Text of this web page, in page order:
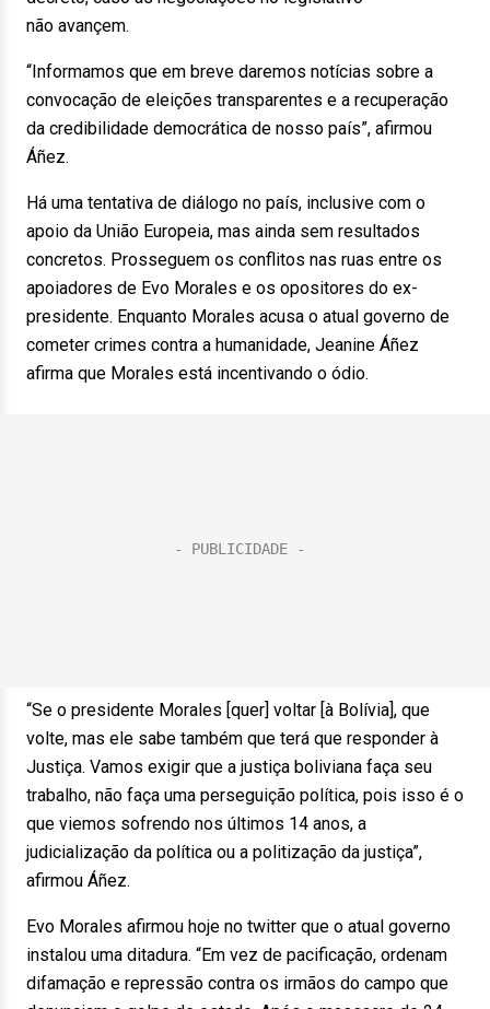
não avançem.
“Informamos que em breve daremos notícias sobre a
convocação de eleições transparentes e a recuperação
da credibilidade democrática de nosso país”, afirmou
Áñez.
Há uma tentativa de diálogo no país, inclusive com o
apoio da União Europeia, mas ainda sem resultados
concretos. Prosseguem os conflitos nas ruas entre os
apoiadores de Evo Morales e os opositores do ex-
presidente. Enquanto Morales acusa o atual governo de
cometer crimes contra a humanidade, Jeanine Áñez
afirma que Morales está incentivando o ódio.
“Se o presidente Morales [quer] voltar [à Bolívia], que
volte, mas ele sabe também que terá que responder à
Justiça. Vamos exigir que a justiça boliviana faça seu
trabalho, não faça uma perseguição política, pois isso é o
que viemos sofrendo nos últimos 14 anos, a
judicialização da política ou a politização da justiça”,
afirmou Áñez.
Evo Morales afirmou hoje no twitter que o atual governo
instalou uma ditadura. “Em vez de pacificação, ordenam
difamação e repressão contra os irmãos do campo que